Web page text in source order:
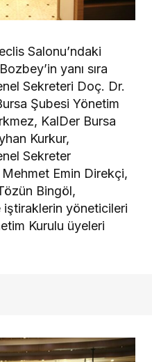
Salonu’ndaki
yanı sıra
Sekreteri Doç. Dr.
Şubesi Yönetim
KalDer Bursa
Kurkur,
Sekreter
Mehmet Emin Direkçi,
Bingöl,
yöneticileri
Kurulu üyeleri